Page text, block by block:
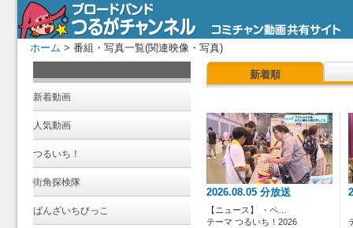
ホーム > 番組・写真一覧(関連映像・写真)
新着動画
人気動画
つるいち！
街角探検隊
ばんざいちびっこ
新着順
2026.08.05 分放送
【ニュース】 ・ペ…
テーマ つるいち！2026